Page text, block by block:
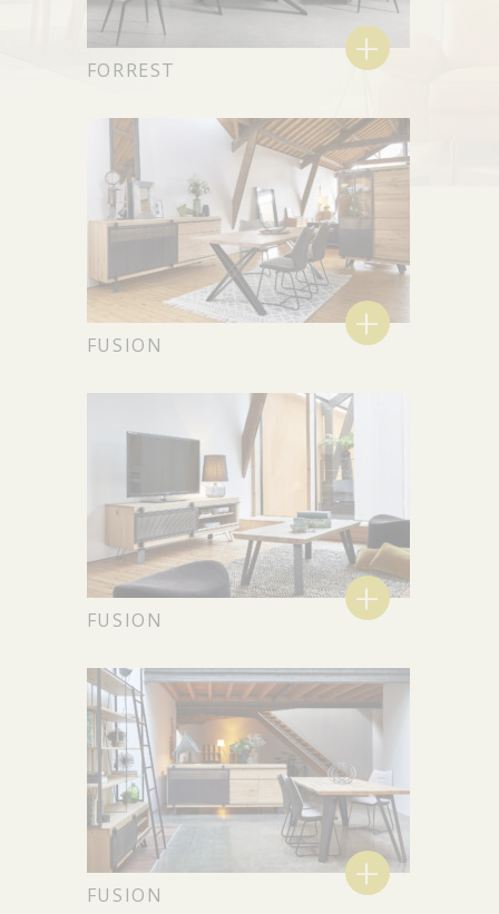
FORREST +
FUSION +
FUSION +
FUSION +